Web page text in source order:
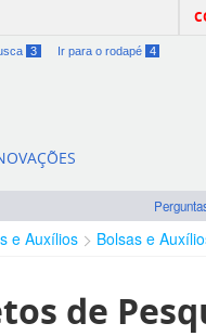
3 Ir para o rodapé 4
e Auxílios Bolsas e
de